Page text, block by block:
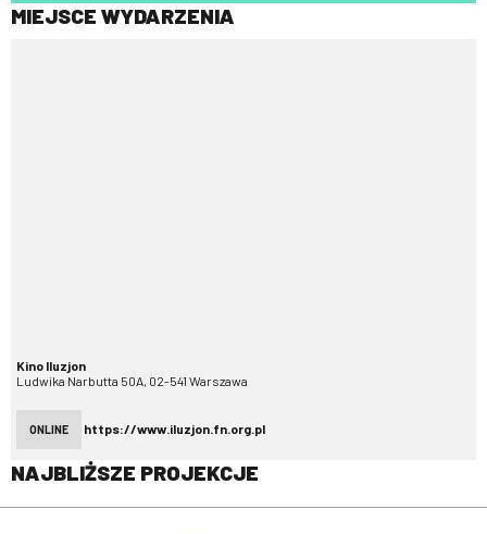
MIEJSCE WYDARZENIA
Kino Iluzjon
Ludwika Narbutta 50A, 02-541 Warszawa
ONLINE https://www.iluzjon.fn.org.pl
NAJBLIŻSZE PROJEKCJE